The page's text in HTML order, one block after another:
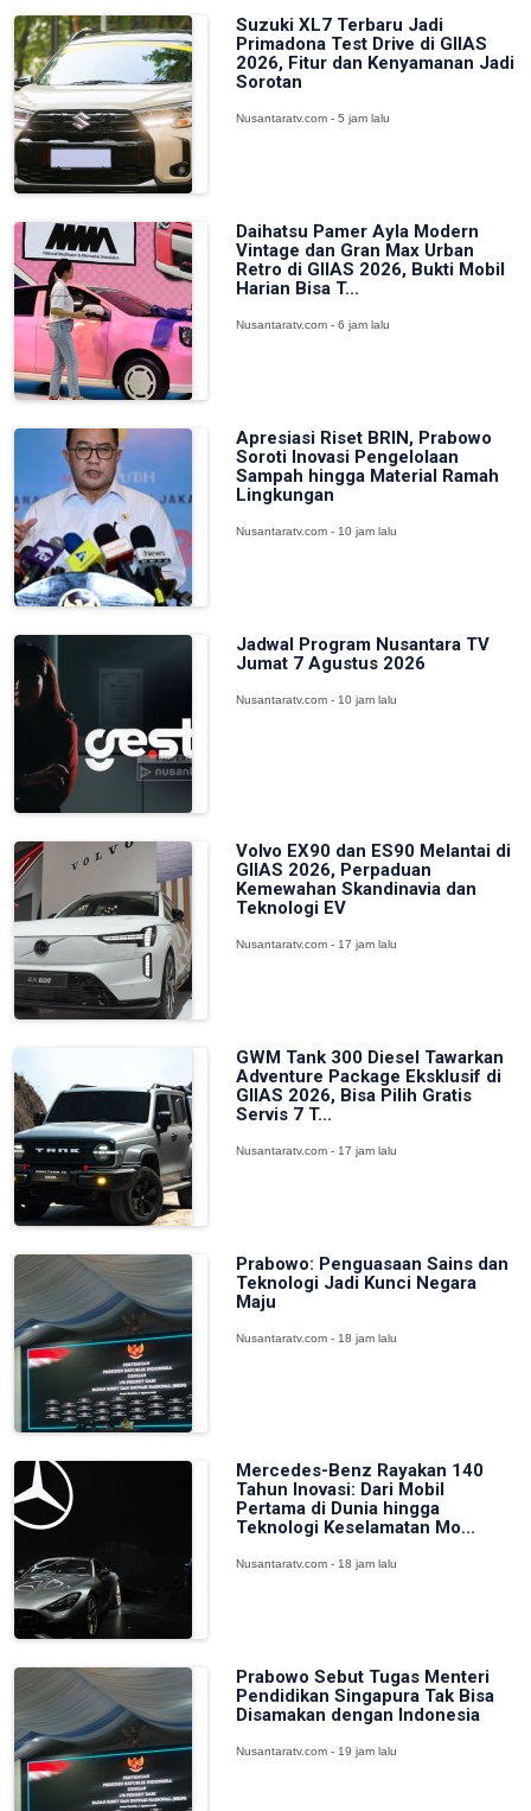
Suzuki XL7 Terbaru Jadi
Primadona Test Drive di GIIAS
2026, Fitur dan Kenyamanan Jadi
Sorotan
Nusantaratv.com - 5 jam lalu
Daihatsu Pamer Ayla Modern
Vintage dan Gran Max Urban
Retro di GIIAS 2026, Bukti Mobil
Harian Bisa T...
Nusantaratv.com - 6 jam lalu
Apresiasi Riset BRIN, Prabowo
Soroti Inovasi Pengelolaan
Sampah hingga Material Ramah
Lingkungan
Nusantaratv.com - 10 jam lalu
Jadwal Program Nusantara TV
Jumat 7 Agustus 2026
Nusantaratv.com - 10 jam lalu
Volvo EX90 dan ES90 Melantai di
GIIAS 2026, Perpaduan
Kemewahan Skandinavia dan
Teknologi EV
Nusantaratv.com - 17 jam lalu
GWM Tank 300 Diesel Tawarkan
Adventure Package Eksklusif di
GIIAS 2026, Bisa Pilih Gratis
Servis 7 T...
Nusantaratv.com - 17 jam lalu
Prabowo: Penguasaan Sains dan
Teknologi Jadi Kunci Negara
Maju
Nusantaratv.com - 18 jam lalu
Mercedes-Benz Rayakan 140
Tahun Inovasi: Dari Mobil
Pertama di Dunia hingga
Teknologi Keselamatan Mo...
Nusantaratv.com - 18 jam lalu
Prabowo Sebut Tugas Menteri
Pendidikan Singapura Tak Bisa
Disamakan dengan Indonesia
Nusantaratv.com - 19 jam lalu